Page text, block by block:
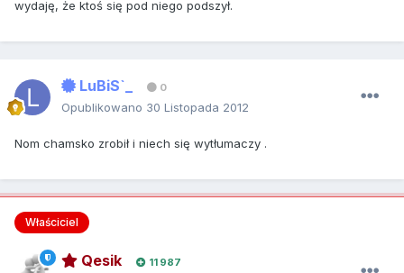
wydaję, że ktoś się pod niego podszył.
LuBiS`_ 0
Opublikowano 30 Listopada 2012
Nom chamsko zrobił i niech się wytłumaczy .
Właściciel
Qesik 11 987